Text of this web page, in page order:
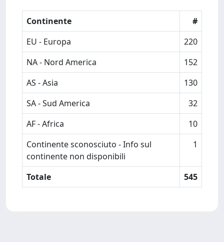
Continente
#
EU - Europa
220
NA - Nord America
152
AS - Asia
130
SA - Sud America
32
AF - Africa
10
Continente sconosciuto - Info sul
continente non disponibili
1
Totale 545